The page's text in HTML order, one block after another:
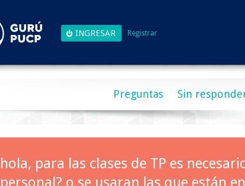
Registrar
Preguntas Sin
hola, para las clases de TP es
personal? o se usaran las que están